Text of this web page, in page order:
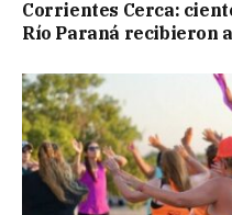
Corrientes Cerca:
Río Paraná recibieron